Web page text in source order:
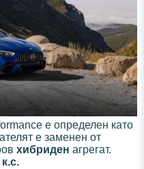
е определен като
е заменен от
хибриден агрегат.